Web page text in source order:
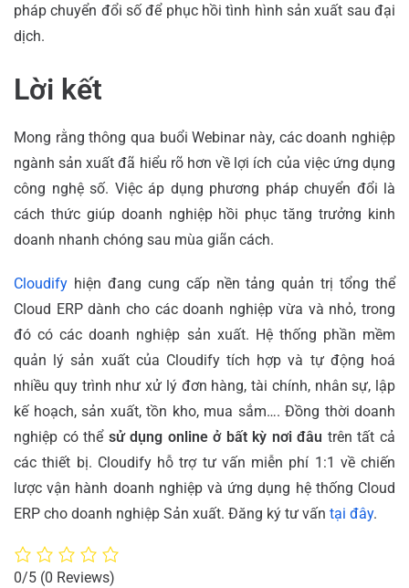
pháp chuyển đổi số để phục hồi tình hình sản xuất sau đại
dịch.
Lời kết
Mong rằng thông qua buổi Webinar này, các doanh nghiệp
ngành sản xuất đã hiểu rõ hơn về lợi ích của việc ứng dụng
công nghệ số. Việc áp dụng phương pháp chuyển đổi là
cách thức giúp doanh nghiệp hồi phục tăng trưởng kinh
doanh nhanh chóng sau mùa giãn cách.
Cloudify hiện đang cung cấp nền tảng quản trị tổng thể
Cloud ERP dành cho các doanh nghiệp vừa và nhỏ, trong
đó có các doanh nghiệp sản xuất. Hệ thống phần mềm
quản lý sản xuất của Cloudify tích hợp và tự động hoá
nhiều quy trình như xử lý đơn hàng, tài chính, nhân sự, lập
kế hoạch, sản xuất, tồn kho, mua sắm…. Đồng thời doanh
nghiệp có thể sử dụng online ở bất kỳ nơi đâu trên tất cả
các thiết bị. Cloudify hỗ trợ tư vấn miễn phí 1:1 về chiến
lược vận hành doanh nghiệp và ứng dụng hệ thống Cloud
ERP cho doanh nghiệp Sản xuất. Đăng ký tư vấn tại đây.
0/5 (0 Reviews)